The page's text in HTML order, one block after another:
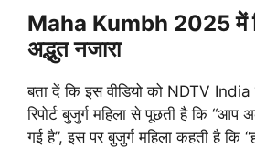
Maha Kumbh 2025 में
अद्भुत नजारा
बता दें कि इस वीडियो को NDTV
रिपोर्ट बुजुर्ग महिला से पूछती है कि
गई है”, इस पर बुजुर्ग महिला कहती है